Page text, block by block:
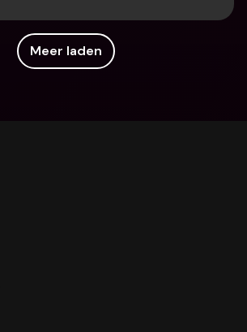
Meer laden